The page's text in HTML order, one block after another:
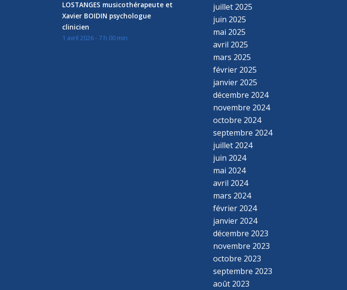
LOSTANGES musicothérapeute et
Xavier BOIDIN psychologue
clinicien
1 avril 2026 - 7 h 00 min
juillet 2025
juin 2025
mai 2025
avril 2025
mars 2025
février 2025
janvier 2025
décembre 2024
novembre 2024
octobre 2024
septembre 2024
juillet 2024
juin 2024
mai 2024
avril 2024
mars 2024
février 2024
janvier 2024
décembre 2023
novembre 2023
octobre 2023
septembre 2023
août 2023